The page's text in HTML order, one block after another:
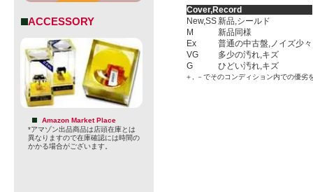
ACCESSORY
Amazon Market Place
*アマゾン出品商品は店頭在庫とは
異なりますので在庫確認には時間の
かかる場合がございます。
Cover,Record
New,SS新品,シールド
M
新品同様
Ex
普通の中古盤,ノイズ少々
VG
多少の汚れ,キズ
G
ひどい汚れ,キズ
＋, －でそのコンディション内での優劣